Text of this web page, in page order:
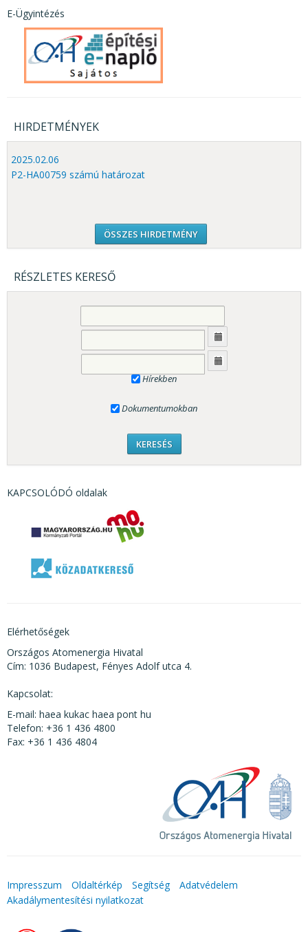
E-Ügyintézés
HIRDETMÉNYEK
2025.02.06
P2-HA00759 számú határozat
ÖSSZES HIRDETMÉNY
RÉSZLETES KERESŐ
Hírekben
Dokumentumokban
KAPCSOLÓDÓ oldalak
Elérhetőségek
Országos Atomenergia Hivatal
Cím: 1036 Budapest, Fényes Adolf utca 4.
Kapcsolat:
E-mail: haea kukac haea pont hu
Telefon: +36 1 436 4800
Fax: +36 1 436 4804
Impresszum Oldaltérkép Segítség
Adatvédelem
Akadálymentesítési nyilatkozat